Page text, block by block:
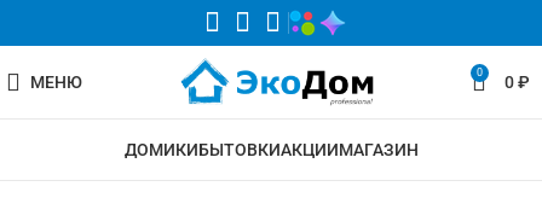
МЕНЮ 0 0₽
ДОМИКИБЫТОВКИАКЦИИМАГАЗИН